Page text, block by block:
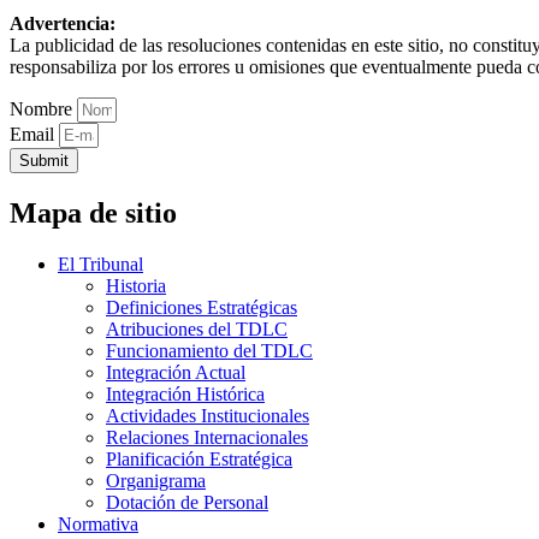
Advertencia:
La publicidad de las resoluciones contenidas en este sitio, no
responsabiliza por los errores u omisiones que eventualmente pueda
Nombre
Email
Submit
Mapa de sitio
El Tribunal
Historia
Definiciones Estratégicas
Atribuciones del TDLC
Funcionamiento del TDLC
Integración Actual
Integración Histórica
Actividades Institucionales
Relaciones Internacionales
Planificación Estratégica
Organigrama
Dotación de Personal
Normativa